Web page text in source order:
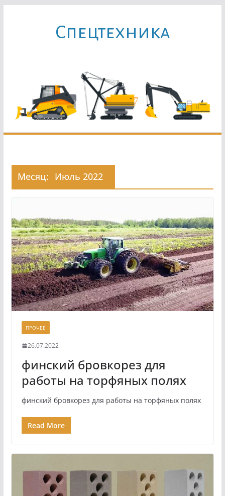
содержимомуCпецтехника
Месяц: Июль 2022
ПРОЧЕЕ
26.07.2022
финский бровкорез для
работы на торфяных полях
финский бровкорез для работы на торфяных полях
Read More